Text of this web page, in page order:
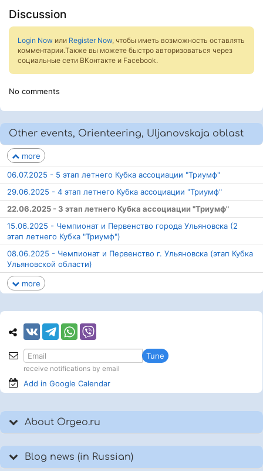
Discussion
Login Now или Register Now, чтобы иметь возможность оставлять
комментарии.Также вы можете быстро авторизоваться через
социальные сети ВКонтакте и Facebook.
No comments
Other events, Orienteering, Uljanovskaja oblast
more
06.07.2025 - 5 этап летнего Кубка ассоциации "Триумф"
29.06.2025 - 4 этап летнего Кубка ассоциации "Триумф"
22.06.2025 - 3 этап летнего Кубка ассоциации "Триумф"
15.06.2025 - Чемпионат и Первенство города Ульяновска (2
этап летнего Кубка "Триумф")
08.06.2025 - Чемпионат и Первенство г. Ульяновска (этап Кубка
Ульяновской области)
more
Tune
receive notifications by email
Add in Google Calendar
About Orgeo.ru
Blog news (in Russian)